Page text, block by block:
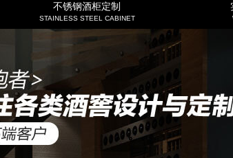
不锈钢酒柜定制
STAINLESS STEEL CABINET